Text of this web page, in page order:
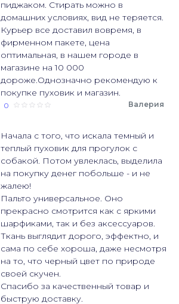
пиджаком. Стирать можно в
домашних условиях, вид не теряется.
Курьер все доставил вовремя, в
фирменном пакете, цена
оптимальная, в нашем городе в
магазине на 10 000
дороже.Однозначно рекомендую к
покупке пуховик и магазин.
0 Валерия
Начала с того, что искала темный и
теплый пуховик для прогулок с
собакой. Потом увлеклась, выделила
на покупку денег побольше - и не
жалею!
Пальто универсальное. Оно
прекрасно смотрится как с яркими
шарфиками, так и без аксессуаров.
Ткань выглядит дорого, эффектно, и
сама по себе хороша, даже несмотря
на то, что черный цвет по природе
своей скучен.
Спасибо за качественный товар и
быструю доставку.